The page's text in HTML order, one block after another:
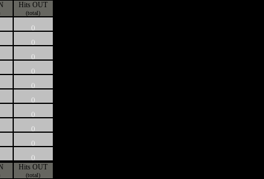
Hits OUT
(total)
()
()
()
()
()
()
()
()
()
()
Hits OUT
(total)